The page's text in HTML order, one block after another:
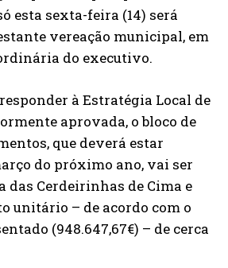
esta sexta-feira (14) será
vereação municipal, em
do executivo.
à Estratégia Local de
aprovada, o bloco de
que deverá estar
do próximo ano, vai ser
das Cerdeirinhas de Cima e
unitário – de acordo com o
(948.647,67€) – de cerca